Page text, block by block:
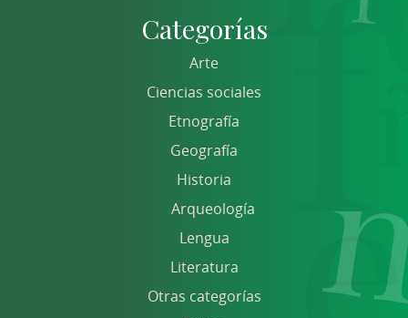
Categorías
Arte
Ciencias sociales
Etnografía
Geografía
Historia
Arqueología
Lengua
Literatura
Otras categorías